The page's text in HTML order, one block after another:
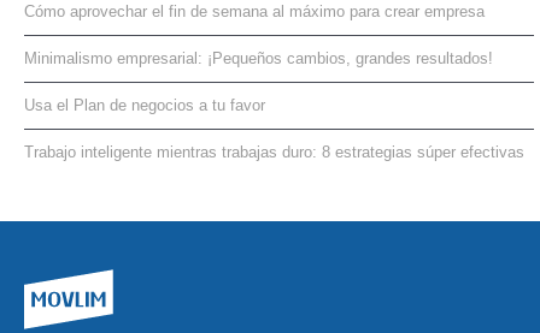
Cómo aprovechar el fin de semana al máximo para crear empresa
Minimalismo empresarial: ¡Pequeños cambios, grandes resultados!
Usa el Plan de negocios a tu favor
Trabajo inteligente mientras trabajas duro: 8 estrategias súper efectivas